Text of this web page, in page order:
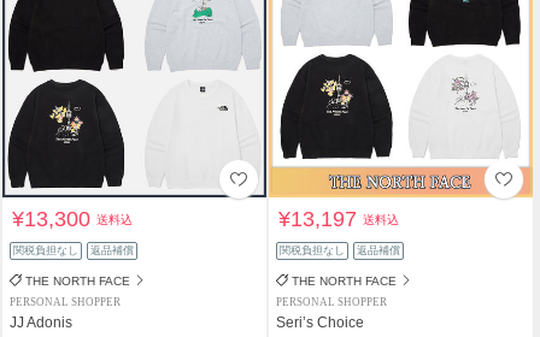
¥13,300送料込
関税負担なし 返品補償
THE NORTH FACE
PERSONAL SHOPPER
JJ Adonis
¥13,197送料込
関税負担なし 返品補償
THE NORTH FACE
PERSONAL SHOPPER
Seri’s Choice